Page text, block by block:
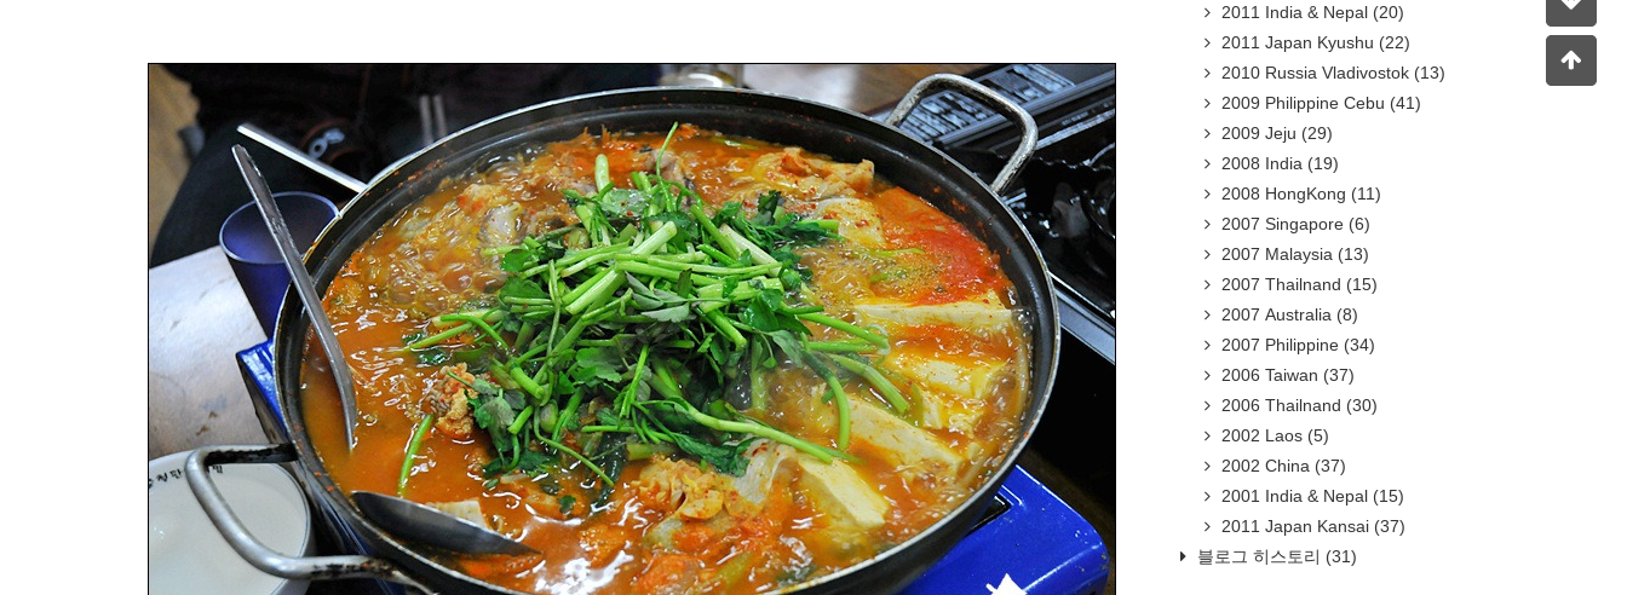
2011 India & Nepal (20)
2011 Japan Kyushu (22)
2010 Russia Vladivostok (13)
2009 Philippine Cebu (41)
2009 Jeju (29)
2008 India (19)
2008 HongKong (11)
2007 Singapore (6)
2007 Malaysia (13)
2007 Thailnand (15)
2007 Australia (8)
2007 Philippine (34)
2006 Taiwan (37)
2006 Thailnand (30)
2002 Laos (5)
2002 China (37)
2001 India & Nepal (15)
2011 Japan Kansai (37)
블로그 히스토리 (31)